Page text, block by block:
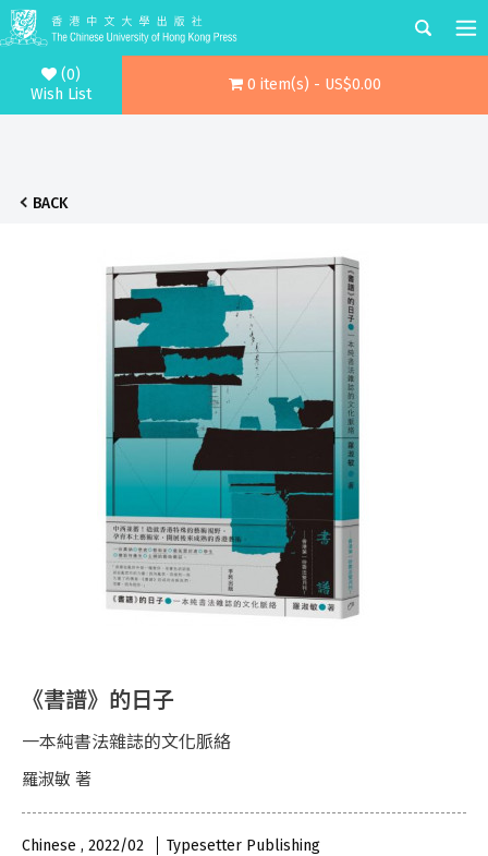
(0)
Wish List
0 item(s) - US$0.00
BACK
《書譜》的日子
一本純書法雜誌的文化脈絡
羅淑敏 著
Chinese , 2022/02 Typesetter Publishing